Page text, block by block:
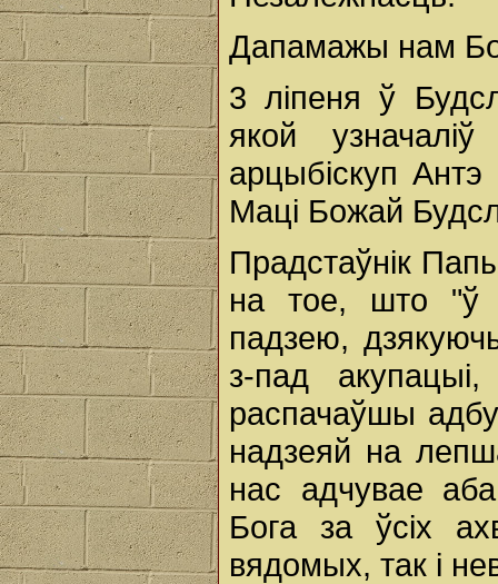
Дапамажы нам
3 ліпеня ў
якой
арцыбіскуп
Маці Божай
Прадстаўнік
на тое, што "ў
падзею,
з-пад
распачаўшы
надзеяй на
нас адчувае
Бога за ўсіх
вядомых, так і